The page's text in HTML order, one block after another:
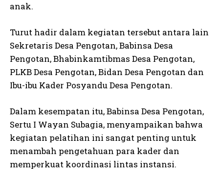
anak.
Turut hadir dalam kegiatan tersebut antara lain
Sekretaris Desa Pengotan, Babinsa Desa
Pengotan, Bhabinkamtibmas Desa Pengotan,
PLKB Desa Pengotan, Bidan Desa Pengotan dan
Ibu-ibu Kader Posyandu Desa Pengotan.
Dalam kesempatan itu, Babinsa Desa Pengotan,
Sertu I Wayan Subagia, menyampaikan bahwa
kegiatan pelatihan ini sangat penting untuk
menambah pengetahuan para kader dan
memperkuat koordinasi lintas instansi.